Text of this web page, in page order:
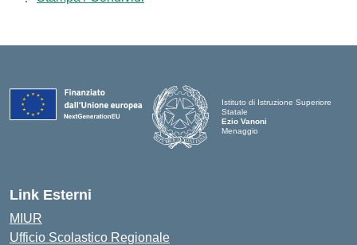
Istituto di Istruzione Superiore
Statale
Ezio Vanoni
Menaggio
Link Esterni
MIUR
Ufficio Scolastico Regionale